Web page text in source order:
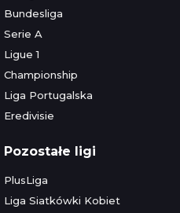
Bundesliga
Serie A
Ligue 1
Championship
Liga Portugalska
Eredivisie
Pozostałe ligi
PlusLiga
Liga Siatkówki Kobiet